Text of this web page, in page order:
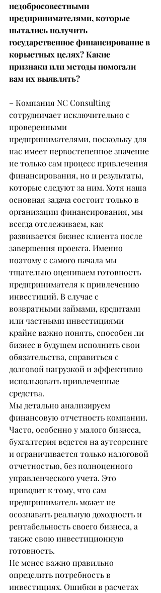
недобросовестными
предпринимателями, которые
пытались получить
государственное финансирование в
корыстных целях? Какие
признаки или методы помогали
вам их выявлять?
– Компания NC Consulting
сотрудничает исключительно с
проверенными
предпринимателями, поскольку для
нас имеет первостепенное значение
не только сам процесс привлечения
финансирования, но и результаты,
которые следуют за ним. Хотя наша
основная задача состоит только в
организации финансирования, мы
всегда отслеживаем, как
развивается бизнес клиента после
завершения проекта. Именно
поэтому с самого начала мы
тщательно оцениваем готовность
предпринимателя к привлечению
инвестиций. В случае с
возвратными займами, кредитами
или частными инвестициями
крайне важно понять, способен ли
бизнес в будущем исполнить свои
обязательства, справиться с
долговой нагрузкой и эффективно
использовать привлеченные
средства.
Мы детально анализируем
финансовую отчетность компании.
Часто, особенно у малого бизнеса,
бухгалтерия ведется на аутсорсинге
и ограничивается только налоговой
отчетностью, без полноценного
управленческого учета. Это
приводит к тому, что сам
предприниматель может не
осознавать реальную доходность и
рентабельность своего бизнеса, а
также свою инвестиционную
готовность.
Не менее важно правильно
определить потребность в
инвестициях. Ошибки в расчетах